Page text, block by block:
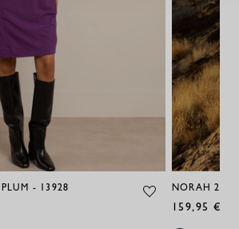
- 13928 NORAH
159,95 €